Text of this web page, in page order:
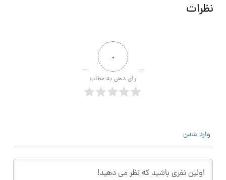
نظرات
۰
رأی دهی به مطلب
وارد شدن